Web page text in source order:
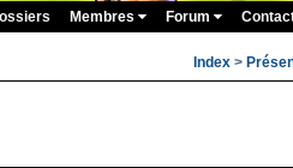
Membres Forum
Index >